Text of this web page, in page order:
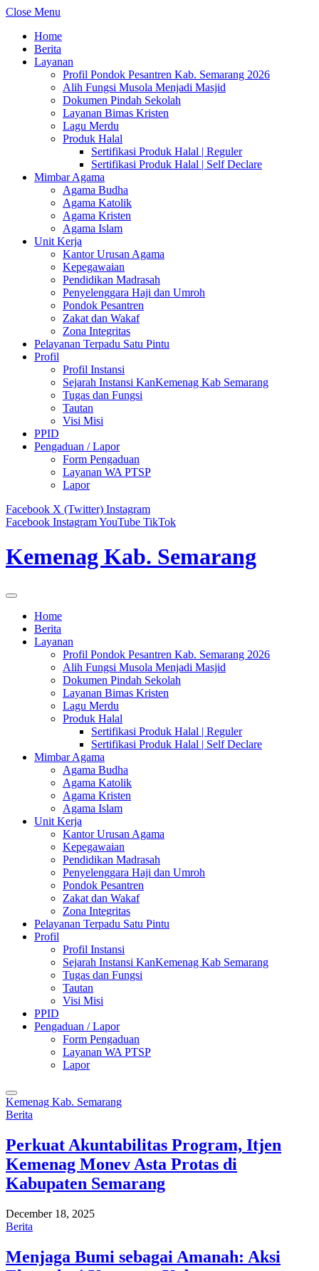
Close Menu
Home
Berita
Layanan
Profil Pondok Pesantren Kab. Semarang 2026
Alih Fungsi Musola Menjadi Masjid
Dokumen Pindah Sekolah
Layanan Bimas Kristen
Lagu Merdu
Produk Halal
Sertifikasi Produk Halal | Reguler
Sertifikasi Produk Halal | Self Declare
Mimbar Agama
Agama Budha
Agama Katolik
Agama Kristen
Agama Islam
Unit Kerja
Kantor Urusan Agama
Kepegawaian
Pendidikan Madrasah
Penyelenggara Haji dan Umroh
Pondok Pesantren
Zakat dan Wakaf
Zona Integritas
Pelayanan Terpadu Satu Pintu
Profil
Profil Instansi
Sejarah Instansi KanKemenag Kab Semarang
Tugas dan Fungsi
Tautan
Visi Misi
PPID
Pengaduan / Lapor
Form Pengaduan
Layanan WA PTSP
Lapor
Facebook X (Twitter) Instagram
Facebook InstagramYouTube TikTok
Kemenag Kab. Semarang
Home
Berita
Layanan
Profil Pondok Pesantren Kab. Semarang 2026
Alih Fungsi Musola Menjadi Masjid
Dokumen Pindah Sekolah
Layanan Bimas Kristen
Lagu Merdu
Produk Halal
Sertifikasi Produk Halal | Reguler
Sertifikasi Produk Halal | Self Declare
Mimbar Agama
Agama Budha
Agama Katolik
Agama Kristen
Agama Islam
Unit Kerja
Kantor Urusan Agama
Kepegawaian
Pendidikan Madrasah
Penyelenggara Haji dan Umroh
Pondok Pesantren
Zakat dan Wakaf
Zona Integritas
Pelayanan Terpadu Satu Pintu
Profil
Profil Instansi
Sejarah Instansi KanKemenag Kab Semarang
Tugas dan Fungsi
Tautan
Visi Misi
PPID
Pengaduan / Lapor
Form Pengaduan
Layanan WA PTSP
Lapor
Kemenag Kab. Semarang
Berita
Perkuat Akuntabilitas Program, Itjen
Kemenag Monev Asta Protas di
Kabupaten Semarang
December 18, 2025
Berita
Menjaga Bumi sebagai Amanah: Aksi